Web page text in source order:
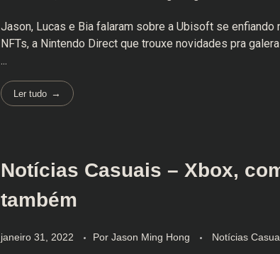
Jason, Lucas e Bia falaram sobre a Ubisoft se enfiando
NFTs, a Nintendo Direct que trouxe novidades pra
...
Ler tudo
Notícias Casuais – Xbox,
também
janeiro 31, 2022 Por Jason Ming Hong Notícias